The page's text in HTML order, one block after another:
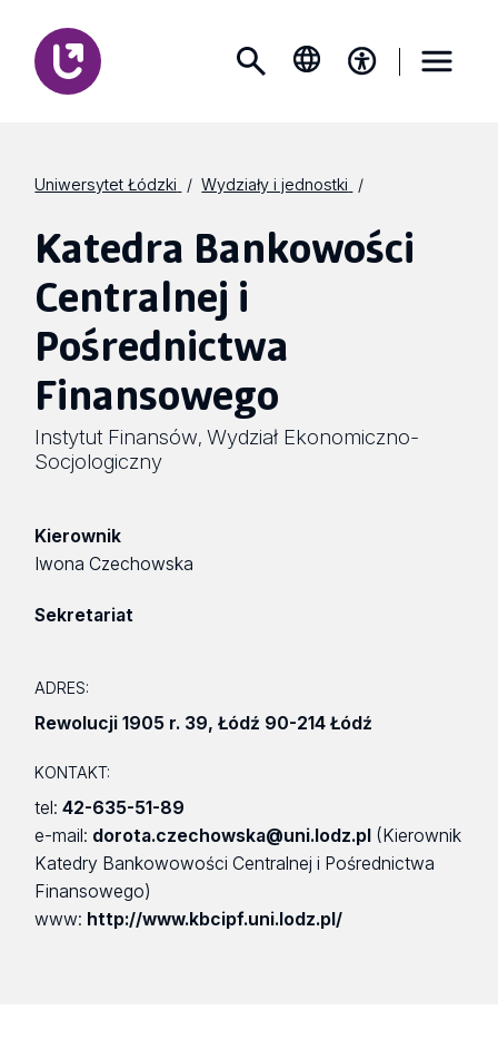
Uniwersytet Łódzki Wydziały i jednostki
Katedra Bankowości
Centralnej i
Pośrednictwa
Finansowego
Instytut Finansów, Wydział Ekonomiczno-
Socjologiczny
Kierownik
Iwona Czechowska
Sekretariat
ADRES:
Rewolucji 1905 r. 39,Łódź 90-214 Łódź
KONTAKT:
tel:42-635-51-89
e-mail: dorota.czechowska@uni.lodz.pl (Kierownik
Katedry Bankowowości Centralnej i Pośrednictwa
Finansowego)
www: http://www.kbcipf.uni.lodz.pl/